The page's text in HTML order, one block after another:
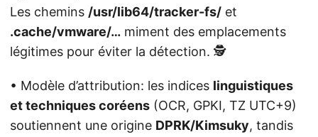
Les chemins /usr/lib64/tracker-fs/ et
.cache/vmware/… miment des emplacements
légitimes pour éviter la détection. 🕵️
• Modèle d’attribution: les indices linguistiques
et techniques coréens (OCR, GPKI, TZ UTC+9)
soutiennent une origine DPRK/Kimsuky, tandis